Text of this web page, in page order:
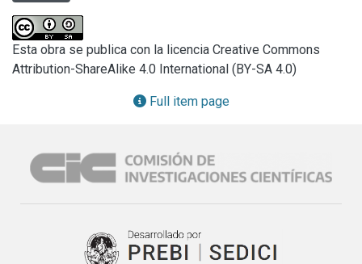
Nuevo proyecto
visibilidad de publicaciones periódicas de las instituciones
Nuevo proyecto: Asesoramiento para la mejora de la
excelencia académica de las instituciones y su
Esta obra se publica con la licencia Creative Commons
Attribution-ShareAlike 4.0 International (BY-SA 4.0)
Full item page